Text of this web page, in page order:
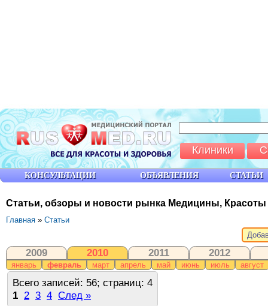
Статьи, обзоры и новости рынка Медицины,
Главная » Статьи
2009 2010 2011 2012
январь февраль март апрель май июнь июль август
Всего записей: 56; страниц: 4
1 2 3 4 След »
КОНСУЛЬТАЦИИ ОБЪЯВЛЕНИЯ СТАТЬИ
Клиники